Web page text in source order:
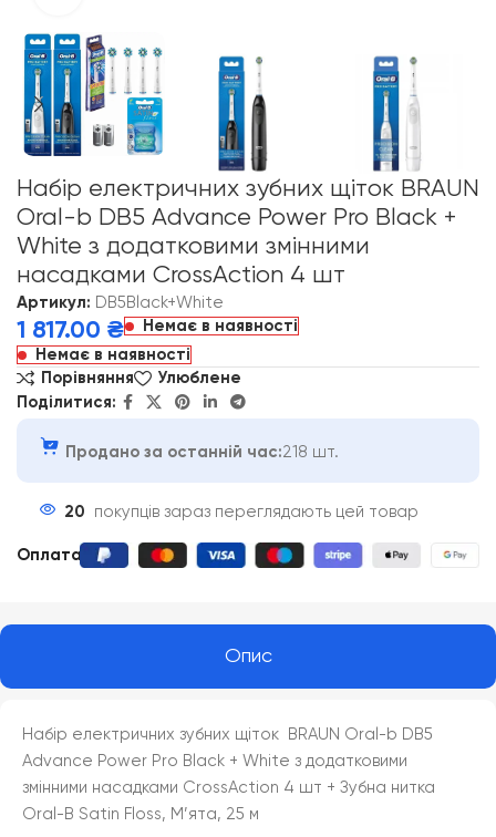
Набір електричних зубних щіток BRAUN
Oral-b DB5 Advance Power Pro Black +
White з додатковими змінними
насадками CrossAction 4 шт
Артикул: DB5Black+White
1 817.00 ₴
Немає в наявності
Немає в наявності
Порівняння
Улюблене
Поділитися:
Продано за останній час:218 шт.
20 покупців зараз переглядають цей товар
Оплата
Опис
Набір електричних зубних щіток BRAUN Oral-b DB5
Advance Power Pro Black + White з додатковими
змінними насадками CrossAction 4 шт + Зубна нитка
Oral-B Satin Floss, М’ята, 25 м